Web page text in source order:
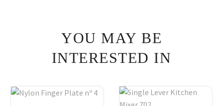
YOU MAY BE
INTERESTED IN